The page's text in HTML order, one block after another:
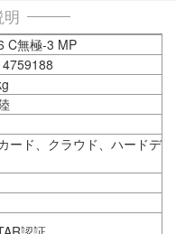
明
C無極-3 MP
ード、クラウド、ハードデ